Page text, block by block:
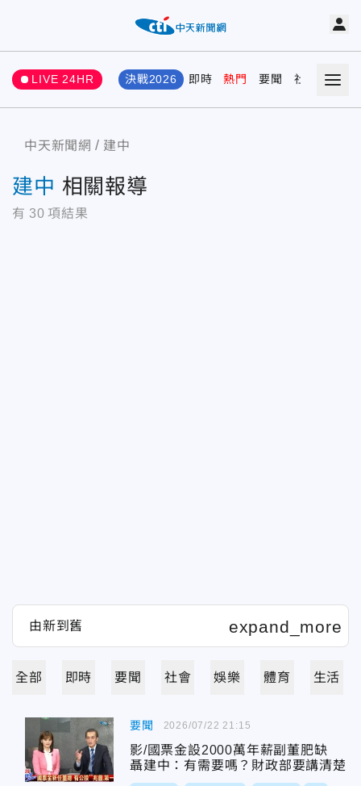
LIVE 24HR 決戰2026 即時 熱門 要聞 社會 娛樂
中天新聞網 建中
建中 相關報導
有 30 項結果
全部 即時 要聞 社會 娛樂 體育 生活
要聞
影/國票金設2000萬年薪副董肥缺
聶建中：有需要嗎？財政部要講清楚
2026/07/22 21:15